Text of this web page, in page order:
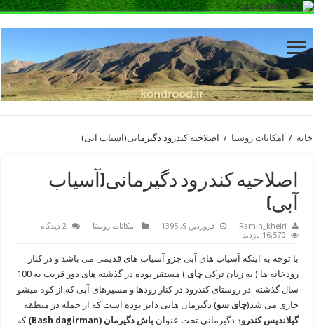
خانه / امکانات روستا / اصلاحیه کندرود دگیرمانی(آسیاب آبی)
اصلاحیه کندرود دگیرمانی(آسیاب
آبی)
Ramin_kheiri فروردین 9, 1395 امکانات روستا
2 دیدگاه
16,570 بازدید
با توجه به اینکه آسیاب های آبی جزو آسیاب های قدیمی می باشد و در کنار
رودخانه ها ( به زبان ترکیچای
) مستقر بوده در گذشته های دور قریب به 100
سال گذشته در روستای کندرود در کنار رودها و مسیرهای آبی که از کوه میشو
جاری می شد(چای سو) دگیرمان هایی دایر بوده است که از جمله در منطقه
گیلاندیس کندرود دگیرمانی تحت عنوان باش دگیرمان (Bash dagirman)
که